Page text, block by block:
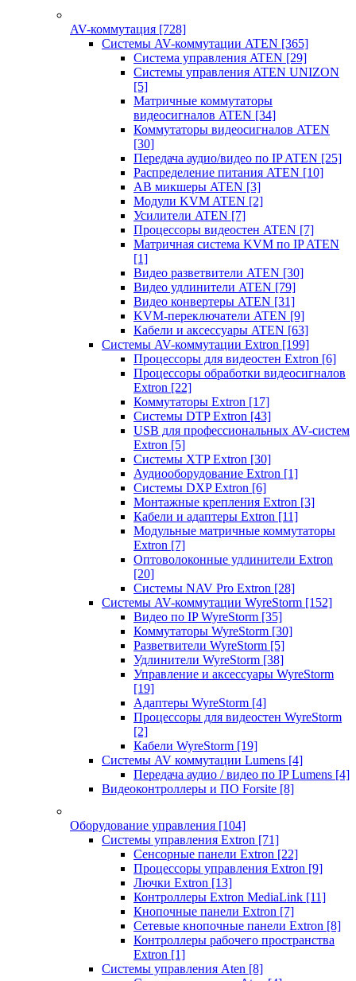
AV-коммутация [728]
Системы AV-коммутации ATEN [365]
Система управления ATEN [29]
Системы управления ATEN UNIZON
[5]
Матричные коммутаторы
видеосигналов ATEN [34]
Коммутаторы видеосигналов ATEN
[30]
Передача аудио/видео по IP ATEN [25]
Распределение питания ATEN [10]
АВ микшеры ATEN [3]
Модули KVM ATEN [2]
Усилители ATEN [7]
Процессоры видеостен ATEN [7]
Матричная система KVM по IP ATEN
[1]
Видео разветвители ATEN [30]
Видео удлинители ATEN [79]
Видео конвертеры ATEN [31]
KVM-переключатели ATEN [9]
Кабели и аксессуары ATEN [63]
Системы AV-коммутации Extron [199]
Процессоры для видеостен Extron [6]
Процессоры обработки видеосигналов
Extron [22]
Коммутаторы Extron [17]
Системы DTP Extron [43]
USB для профессиональных AV-систем
Extron [5]
Системы XTP Extron [30]
Аудиооборудование Extron [1]
Системы DXP Extron [6]
Монтажные крепления Extron [3]
Кабели и адаптеры Extron [11]
Модульные матричные коммутаторы
Extron [7]
Оптоволоконные удлинители Extron
[20]
Системы NAV Pro Extron [28]
Системы AV-коммутации WyreStorm [152]
Видео по IP WyreStorm [35]
Коммутаторы WyreStorm [30]
Разветвители WyreStorm [5]
Удлинители WyreStorm [38]
Управление и аксессуары WyreStorm
[19]
Адаптеры WyreStorm [4]
Процессоры для видеостен WyreStorm
[2]
Кабели WyreStorm [19]
Системы AV коммутации Lumens [4]
Передача аудио / видео по IP Lumens [4]
Видеоконтроллеры и ПО Forsite [8]
Оборудование управления [104]
Системы управления Extron [71]
Сенсорные панели Extron [22]
Процессоры управления Extron [9]
Лючки Extron [13]
Контроллеры Extron MediaLink [11]
Кнопочные панели Extron [7]
Сетевые кнопочные панели Extron [8]
Контроллеры рабочего пространства
Extron [1]
Системы управления Aten [8]